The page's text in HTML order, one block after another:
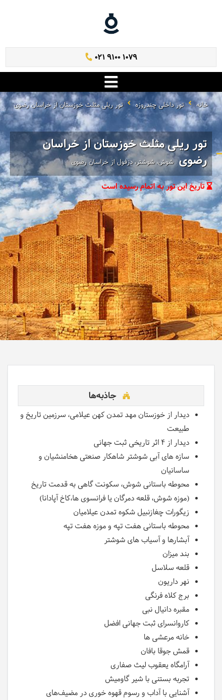
021 9100 1079
خانه تور داخلی چندروزه تور ریلی مثلث خوزستان از خراسان رضوی
تور ریلی مثلث خوزستان از خراسان
رضوی شوش، شوشتر، دزفول از خراسان رضوی
تاریخ این تور به اتمام رسیده است
جاذبه‌ها
دیدار از خوزستان مهد تمدن کهن عیلامی، سرزمین تاریخ و
طبیعت
دیدار از 4 اثر تاریخی ثبت جهانی
سازه های آبی شوشتر شاهکار صنعتی هخامنشیان و
ساسانیان
محوطه باستانی شوش، سکونت گاهی به قدمت تاریخ
(موزه شوش، قلعه دمرگان یا فرانسوی ها،کاخ آپادانا)
زیگورات چغازنبیل شکوه تمدن عیلامیان
محوطه باستانی هفت تپه و موزه هفت تپه
آبشارها و آسیاب های شوشتر
بند میزان
قلعه سلاسل
نهر داریون
برج کلاه فرنگی
مقبره دانیال نبی
کاروانسرای ثبت جهانی افضل
خانه مرعشی ها
قمش جوقا بافان
آرامگاه یعقوب لیث صفاری
تجربه بستنی با شیر گاومیش
آشنایی با آداب و رسوم قهوه خوری در مضیف‌های